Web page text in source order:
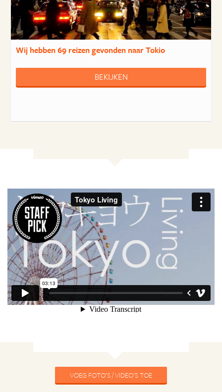
Wij hebben69 reizengevonden naar Tokio
BEKIJKEN
VOEG FOTO'S / VIDEO'S TOE